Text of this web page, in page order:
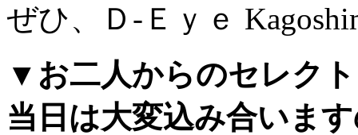
ぜひ、Ｄ-Ｅｙｅ
▼お二人からのセレク
当日は大変込み合いま